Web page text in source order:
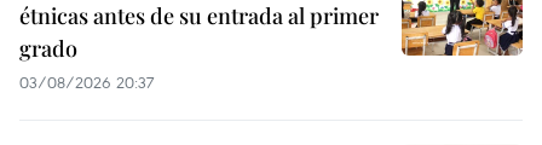
étnicas antes de su entrada al primer
grado
03/08/2026 20:37